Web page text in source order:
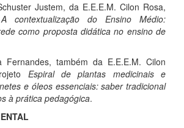
Justem, da E.E.E.M. Cilon Rosa,
A contextualização do Ensino Médio:
como proposta didática no ensino de
Fernandes, também da E.E.E.M. Cilon
Espiral de plantas medicinais e
e óleos essenciais: saber tradicional
à prática pedagógica.